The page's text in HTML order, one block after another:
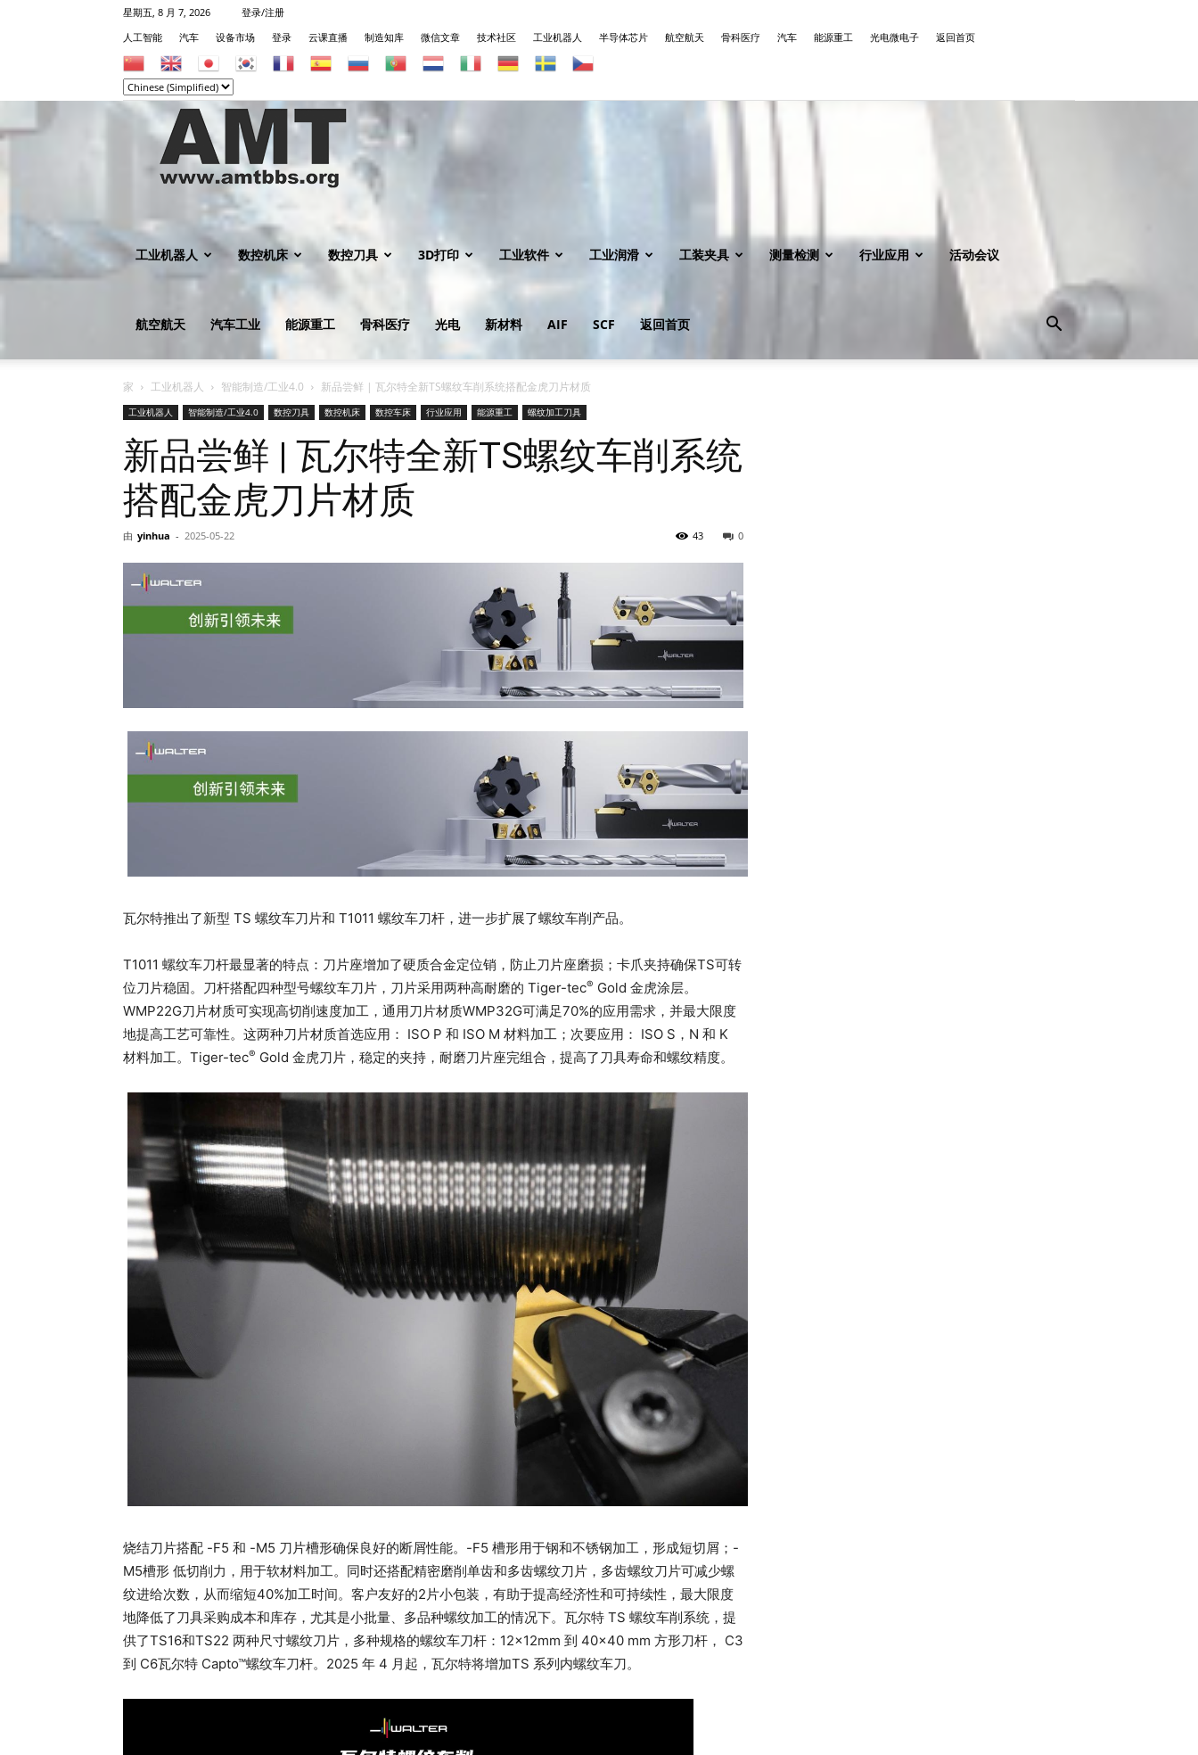
星期五, 8 月 7, 2026
登录/注册
人工智能
汽车 设备市场 登录 云课直播 制造知库 微信文章 技术社区 工业机器人 半导体芯片 航空航天 骨科医疗 汽车 能源重工 光电微电子 返回首页
机
知
工业机器人 数控机床 数控刀具 3D打印 工业软件 工业润滑 工装夹具 测量检测 行业应用 活动会议
航空航天 汽车工业 能源重工 骨科医疗 光电 新材料 AIF SCF 返回首页
家 工业机器人 智能制造/工业4.0 新品尝鲜 | 瓦尔特全新TS螺纹车削系统搭配金虎刀片材质
工业机器人 智能制造/工业4.0 数控刀具 数控机床 数控车床 行业应用 能源重工 螺纹加工刀具
新品尝鲜 | 瓦尔特全新TS螺纹车削系统
搭配金虎刀片材质
由 yinhua - 2025-05-22 0
43
瓦尔特推出了新型 TS 螺纹车刀片和 T1011 螺纹车刀杆，进一步扩展了螺纹车削产品。
T1011 螺纹车刀杆最显著的特点：刀片座增加了硬质合金定位销，防止刀片座磨损；卡爪夹持确保TS可转
位刀片稳固。刀杆搭配四种型号螺纹车刀片，刀片采用两种高耐磨的 Tiger-tec® Gold 金虎涂层。
WMP22G刀片材质可实现高切削速度加工，通用刀片材质WMP32G可满足70%的应用需求，并最大限度
地提高工艺可靠性。这两种刀片材质首选应用： ISO P 和 ISO M 材料加工；次要应用： ISO S，N 和 K
材料加工。Tiger-tec® Gold 金虎刀片，稳定的夹持，耐磨刀片座完组合，提高了刀具寿命和螺纹精度。
烧结刀片搭配 -F5 和 -M5 刀片槽形确保良好的断屑性能。-F5 槽形用于钢和不锈钢加工，形成短切屑；-
M5槽形 低切削力，用于软材料加工。同时还搭配精密磨削单齿和多齿螺纹刀片，多齿螺纹刀片可减少螺
纹进给次数，从而缩短40%加工时间。客户友好的2片小包装，有助于提高经济性和可持续性，最大限度
地降低了刀具采购成本和库存，尤其是小批量、多品种螺纹加工的情况下。瓦尔特 TS 螺纹车削系统，提
供了TS16和TS22 两种尺寸螺纹刀片，多种规格的螺纹车刀杆：12×12mm 到 40×40 mm 方形刀杆， C3
到 C6瓦尔特 Capto™螺纹车刀杆。2025 年 4 月起，瓦尔特将增加TS 系列内螺纹车刀。